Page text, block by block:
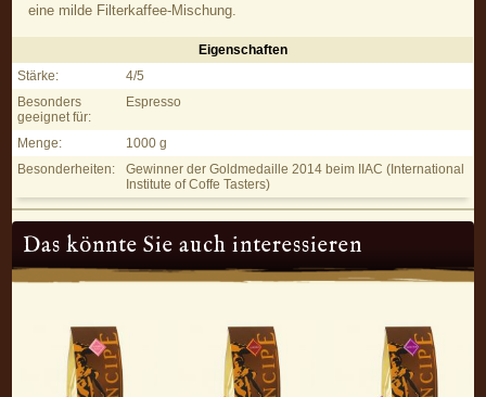
eine milde Filterkaffee-Mischung.
Schäumle - Eigenschaften
Eigenschaften
Stärke:
4/5
Besonders
geeignet für:
Espresso
Menge:
1000 g
Besonderheiten:
Gewinner der Goldmedaille 2014 beim IIAC (International
Institute of Coffe Tasters)
Das könnte Sie auch interessieren